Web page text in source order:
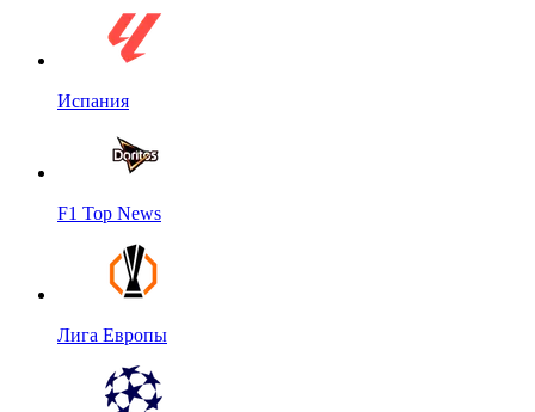
Испания
F1 Top News
Лига Европы